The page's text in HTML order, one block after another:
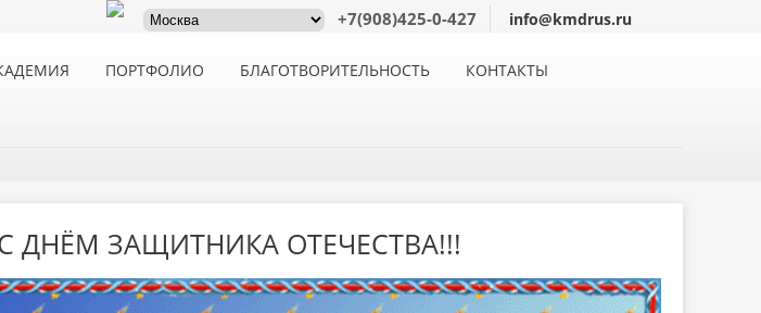
+7(908)425-0-427 info@kmdrus.ru
ПОРТФОЛИО БЛАГОТВОРИТЕЛЬНОСТЬ КОНТАКТЫ
ДНЁМ ЗАЩИТНИКА ОТЕЧЕСТВА!!!